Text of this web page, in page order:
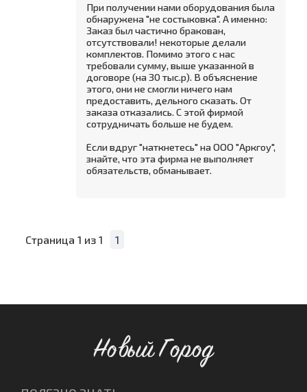
При получении нами оборудования была
обнаружена "не состыковка". А именно:
Заказ был частично бракован,
отсутствовали! некоторые делали
комплектов. Помимо этого с нас
требовали сумму, выше указанной в
договоре (на 30 тыс.р). В объяснение
этого, они не смогли ничего нам
предоставить, дельного сказать. От
заказа отказались. С этой фирмой
сотрудничать больше не будем.
Если вдруг "наткнетесь" на ООО "Аркгоу",
знайте, что эта фирма не выполняет
обязательств, обманывает.
Страница 1 из 1 1
Новый Город